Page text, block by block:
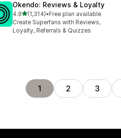
Okendo: Reviews & Loyalty
4.9滿分 5 顆星
(1,314)
共有 1314 則評價
•Free plan available
Create Superfans with Reviews,
Loyalty, Referrals & Quizzes
1 2 3